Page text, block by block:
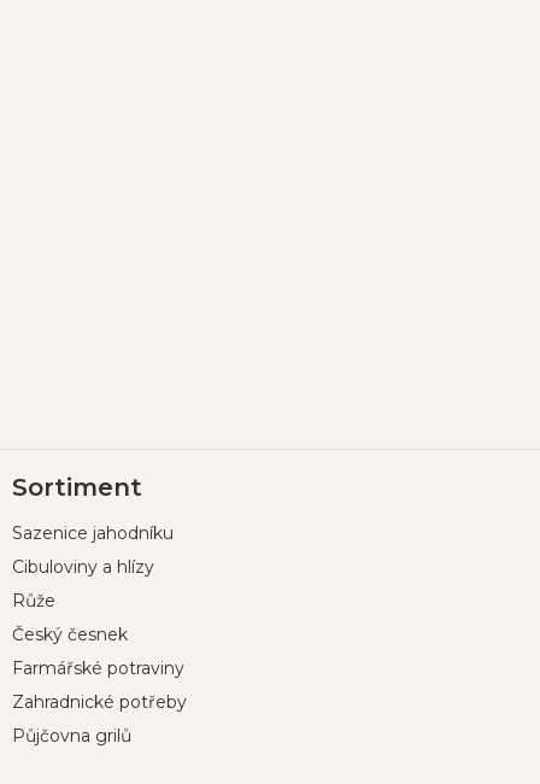
á
a
Sortiment
Sazenice jahodníku
Cibuloviny a hlízy
Růže
Český česnek
Farmářské potraviny
Zahradnické potřeby
Půjčovna grilů